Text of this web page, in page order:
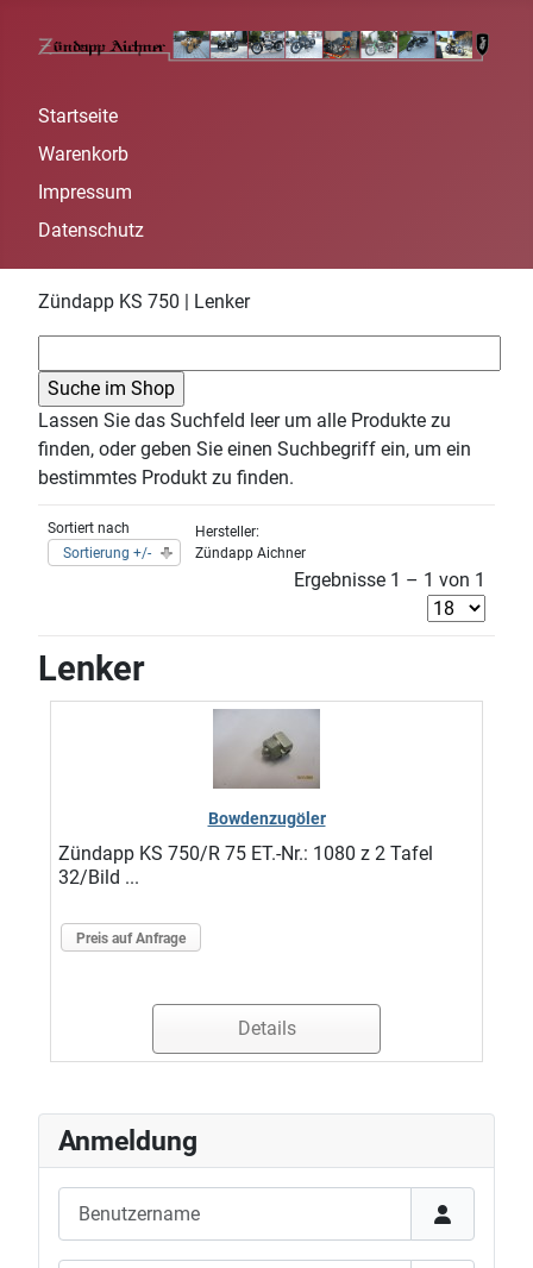
Startseite
Warenkorb
Impressum
Datenschutz
Zündapp KS 750 | Lenker
Lassen Sie das Suchfeld leer um alle Produkte zu
finden, oder geben Sie einen Suchbegriff ein, um ein
bestimmtes Produkt zu finden.
Sortiert nach
Sortierung +/-
Hersteller:
Zündapp Aichner
Ergebnisse 1 – 1 von 1
Lenker
Bowdenzugöler
Zündapp KS 750/R 75 ET.-Nr.: 1080 z 2 Tafel
32/Bild ...
Preis auf Anfrage
Details
Anmeldung